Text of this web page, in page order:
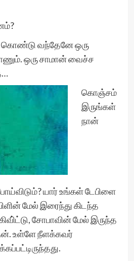
கொண்டு வந்தேனே ஒரு
ஒரு சாமான் வைச்ச
கொஞ்சம்
இருங்கள்
நான்
யார் உங்கள் டேபிளை
மேல் இரைந்து கிடந்த
சோபாவின் மேல் இருந்த
உள்ளே நீளக்கவர்